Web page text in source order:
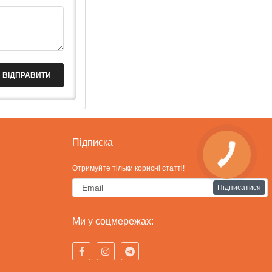
ВІДПРАВИТИ
Підписка
Отримуйте тільки корисні статті!
Підписатися
Ми у соцмережах: